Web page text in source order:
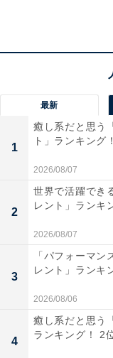
第2位（同率）
第2位の2校目は
襄によって創設
立大学です。京
南部の「京田辺
最新
1
癒し系だと思う
ト」ランキング
2026/08/07
2
世界で活躍でき
レント」ランキ
2026/08/07
3
「パフォーマ
レント」ランキ
2026/08/06
4
癒し系だと思う
ランキング！ 2